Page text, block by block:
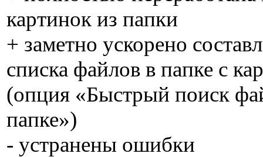
картинок из папки
+ заметно ускорено
списка файлов в папке с
(опция «Быстрый поиск
папке»)
- устранены ошибки